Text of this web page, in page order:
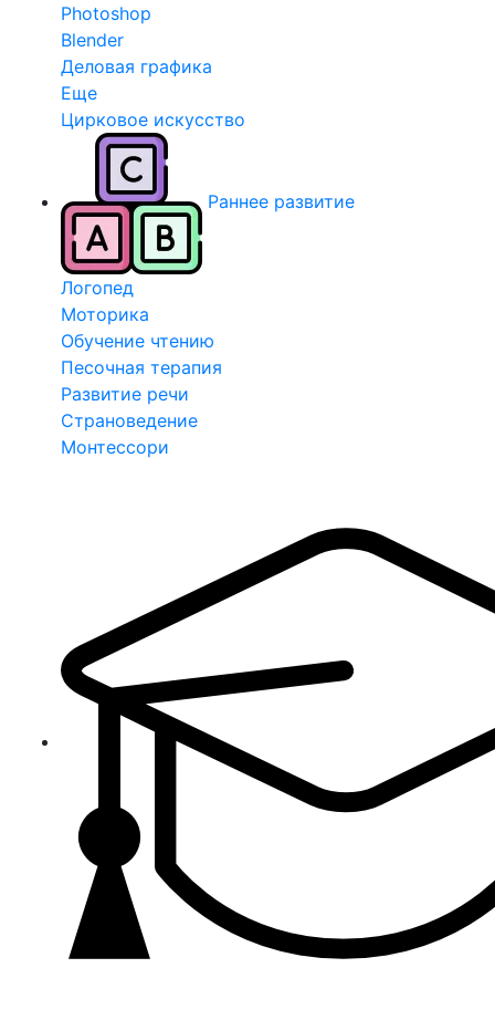
Photoshop
Blender
Деловая графика
Еще
Цирковое искусство
Раннее развитие
Логопед
Моторика
Обучение чтению
Песочная терапия
Развитие речи
Страноведение
Монтессори